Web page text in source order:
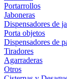
Portarrollos
Jaboneras
Dispensadores de
Porta objetos
Dispensadores de
Tiradores
Agarraderas
Otros